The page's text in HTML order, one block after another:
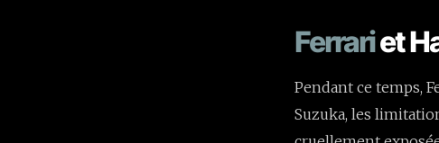
Ferrariet
Pendant ce temps,
Suzuka, les